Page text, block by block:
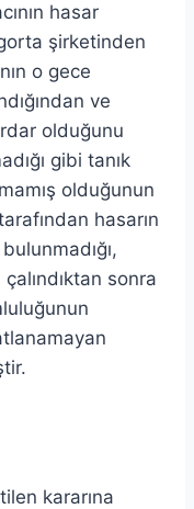
hasar
şirketinden
o gece
ve
olduğunu
gibi tanık
olduğunun
hasarın
sonra
kararına